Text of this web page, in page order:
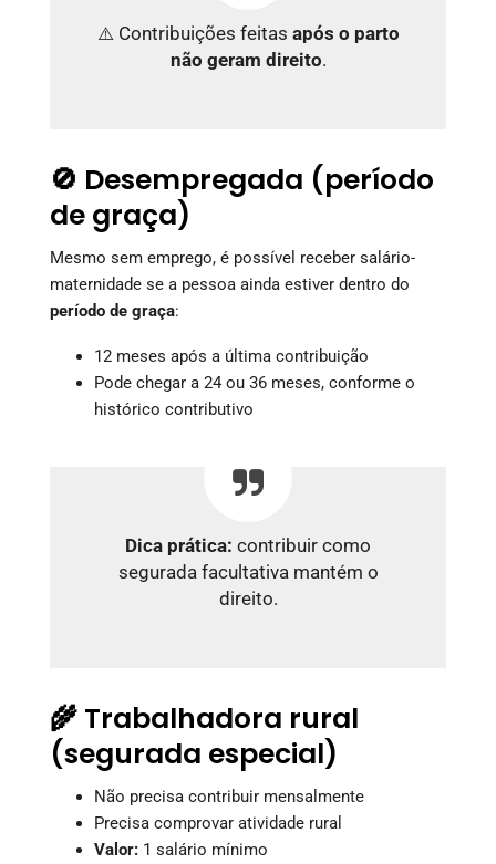
⚠️ Contribuições feitas após o parto
não geram direito.
🚫 Desempregada (período
de graça)
Mesmo sem emprego, é possível receber salário-
maternidade se a pessoa ainda estiver dentro do
período de graça:
12 meses após a última contribuição
Pode chegar a 24 ou 36 meses, conforme o
histórico contributivo
Dica prática: contribuir como
segurada facultativa mantém o
direito.
🌾 Trabalhadora rural
(segurada especial)
Não precisa contribuir mensalmente
Precisa comprovar atividade rural
Valor: 1 salário mínimo